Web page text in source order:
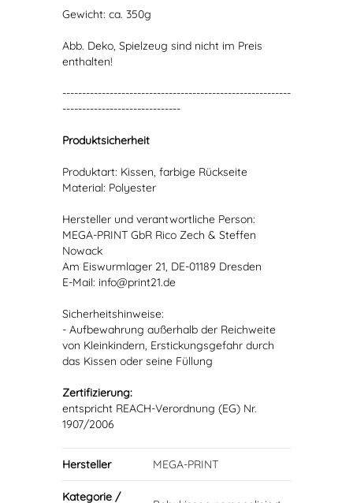
Gewicht: ca. 350g
Abb. Deko, Spielzeug sind nicht im Preis
enthalten!
----------------------------------------------------------
------------------------------
Produktsicherheit
Produktart: Kissen, farbige Rückseite
Material: Polyester
Hersteller und verantwortliche Person:
MEGA-PRINT GbR Rico Zech & Steffen
Nowack
Am Eiswurmlager 21, DE-01189 Dresden
E-Mail: info@print21.de
Sicherheitshinweise:
- Aufbewahrung außerhalb der Reichweite
von Kleinkindern, Erstickungsgefahr durch
das Kissen oder seine Füllung
Zertifizierung:
entspricht REACH-Verordnung (EG) Nr.
1907/2006
Hersteller MEGA-PRINT
Kategorie /